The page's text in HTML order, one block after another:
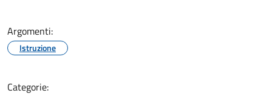
Argomenti:
Istruzione
Categorie: